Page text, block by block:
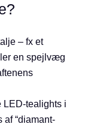
– fx et
en spejlvæg
LED-tealights i
“diamant-